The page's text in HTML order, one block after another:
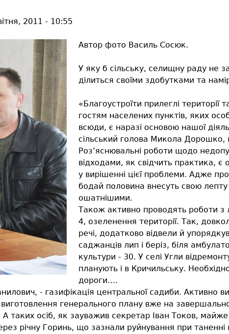
2011 - 10:55
Автор фото Василь Сосюк.
У яку б сільську, селищну раду не
ділиться своїми здобутками та
«Благоустроїти прилеглі
гостям населених пунктів, яких
всюди, є наразі основою нашої
сільський голова Микола
Роз’яснювальні роботи щодо
відходами, як свідчить практика,
у вирішенні цієї проблеми. Адже
бодай половина внесуть свою
ошатнішими.
Також активно проводять роботи з
4, озеленення території. Так,
речі, додатково відвели й
саджанців лип і беріз, біля
культури - 30. У селі Угли
планують і в Кричильську.
дороги….
- газифікація центральної садиби. Активно
генерального плану вже на
А таких осіб, як зауважив секретар Іван Токов,
річну Горинь, що зазнали руйнування при